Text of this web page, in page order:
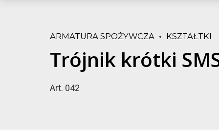
ARMATURA SPOŻYWCZA KSZTAŁTKI
Trójnik krótki
Art. 042